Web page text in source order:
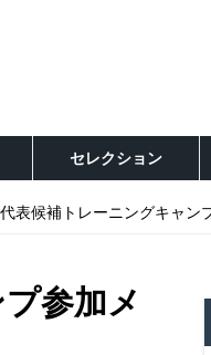
セレクション
表候補トレーニングキャン
参加メ